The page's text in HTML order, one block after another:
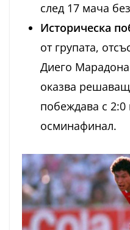
след 17 мача
Историческа
от групата,
Диего
оказва
побеждава с 2:0
осминафинал.